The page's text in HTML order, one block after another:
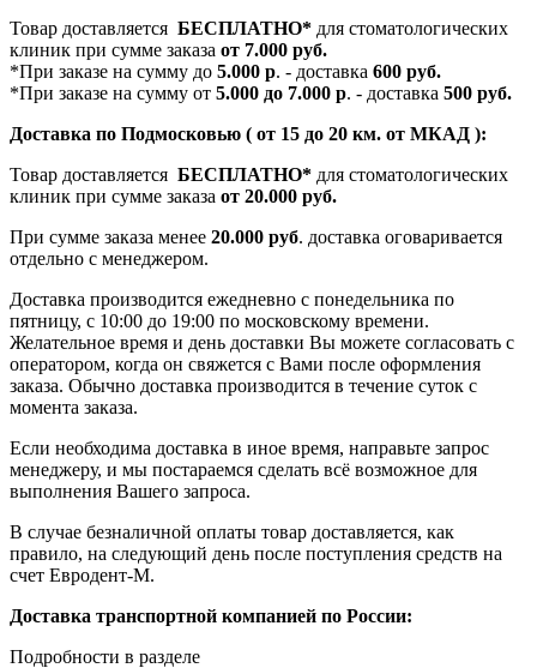
Товар доставляется БЕСПЛАТНО* для стоматологических
клиник при сумме заказа от 7.000 руб.
*При заказе на сумму до 5.000 р. - доставка 600 руб.
*При заказе на сумму от 5.000 до 7.000 р. - доставка 500 руб.
Доставка по Подмосковью ( от 15 до 20 км. от МКАД ):
Товар доставляется БЕСПЛАТНО* для стоматологических
клиник при сумме заказа от 20.000 руб.
При сумме заказа менее 20.000 руб. доставка оговаривается
отдельно с менеджером.
Доставка производится ежедневно с понедельника по
пятницу, с 10:00 до 19:00 по московскому времени.
Желательное время и день доставки Вы можете согласовать с
оператором, когда он свяжется с Вами после оформления
заказа. Обычно доставка производится в течение суток с
момента заказа.
Если необходима доставка в иное время, направьте запрос
менеджеру, и мы постараемся сделать всё возможное для
выполнения Вашего запроса.
В случае безналичной оплаты товар доставляется, как
правило, на следующий день после поступления средств на
счет Евродент-М.
Доставка транспортной компанией по России:
Подробности в разделе